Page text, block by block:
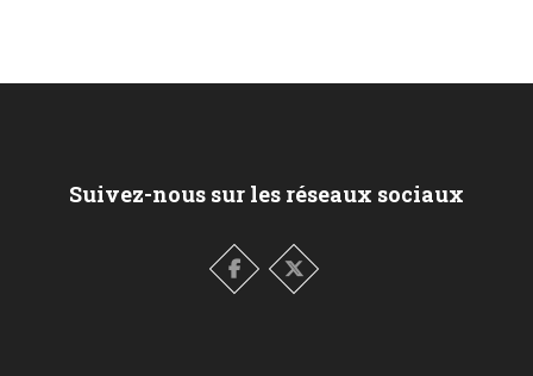
Suivez-nous sur les réseaux sociaux